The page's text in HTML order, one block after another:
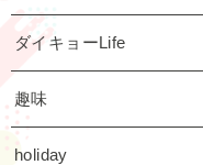
ダイキョーLife
趣味
holiday